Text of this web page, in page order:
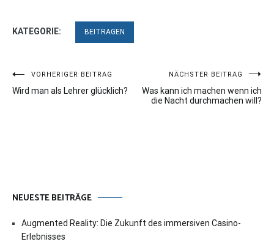
KATEGORIE: BEITRAGEN
Beitragsnavigation
VORHERIGER BEITRAG
Wird man als Lehrer glücklich?
NÄCHSTER BEITRAG
Was kann ich machen wenn ich
die Nacht durchmachen will?
NEUESTE BEITRÄGE
Augmented Reality: Die Zukunft des immersiven Casino-
Erlebnisses